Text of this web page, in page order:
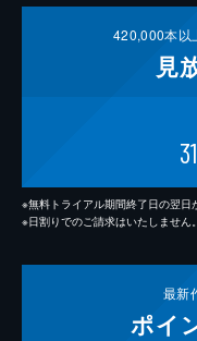
420,000本以
見
31
※無料トライアル期間終了日の翌日
※日割りでのご請求はいたしません。
最新
ポイ